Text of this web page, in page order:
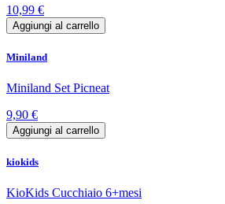
10,99 €
Aggiungi al carrello
Miniland
Miniland Set Picneat
9,90 €
Aggiungi al carrello
kiokids
KioKids Cucchiaio 6+mesi